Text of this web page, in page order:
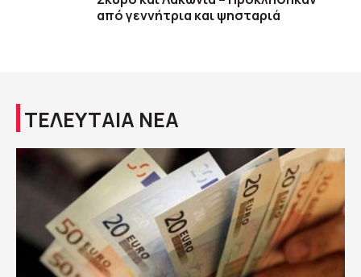
από γεννήτρια και ψησταριά
ΤΕΛΕΥΤΑΙΑ ΝΕΑ